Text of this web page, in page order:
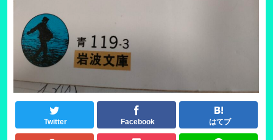
Twitter Facebook はてブ